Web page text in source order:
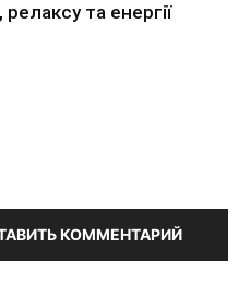
та енергії
КОММЕНТАРИЙ